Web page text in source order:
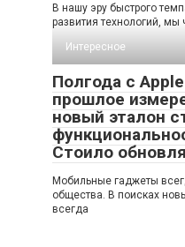
В нашу эру быстрого
развития технологий, мы
Интересное
Полгода с
прошлое
новый эталон
Стоило
Мобильные гаджеты
общества. В поисках
всегда